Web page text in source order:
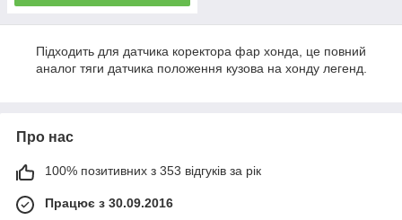
Підходить для датчика коректора фар хонда, це повний
аналог тяги датчика положення кузова на хонду легенд.
Про нас
100% позитивних з 353 відгуків за рік
Працює з 30.09.2016